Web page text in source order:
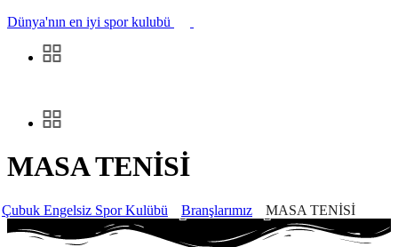
Dünya'nın en iyi spor kulubü
MASA TENİSİ
Çubuk Engelsiz Spor Kulübü Branşlarımız MASA TENİSİ